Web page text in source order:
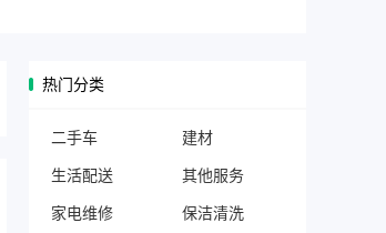
热门分类
二手车 建材
生活配送 其他服务
家电维修 保洁清洗